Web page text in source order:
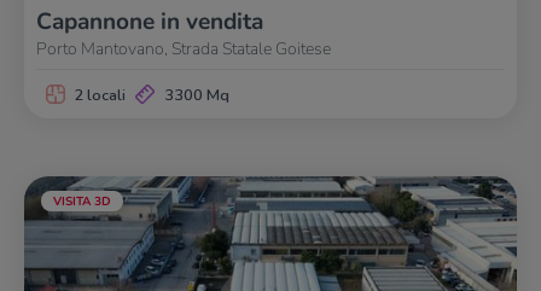
Capannone in vendita
Porto Mantovano, Strada Statale Goitese
2 locali 3300 Mq
VISITA 3D